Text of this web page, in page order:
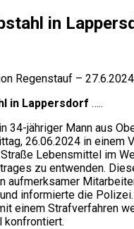
in
Regenstauf –
in Lappersdorf …..
34-jähriger Mann aus
26.06.2024 in einem
Lebensmittel im
zu entwenden.
aufmerksamer
informierte die
einem Strafverfahren
konfrontiert.